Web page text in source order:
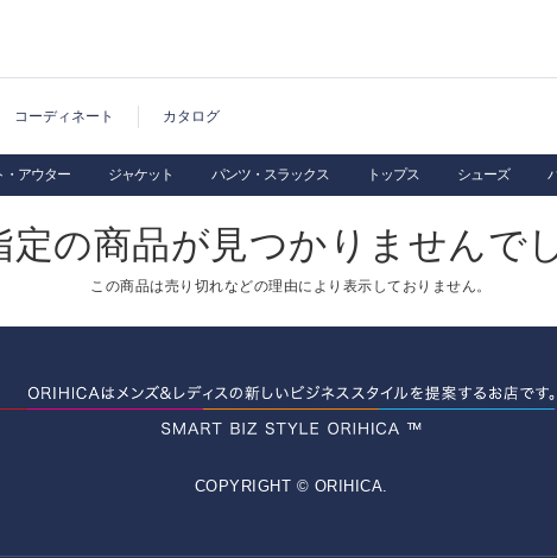
コーディネート カタログ
・アウター ジャケット パンツ・スラックス トップス シューズ
定の商品が見つかりませんで
この商品は売り切れなどの理由により表示しておりません。
COPYRIGHT © ORIHICA.